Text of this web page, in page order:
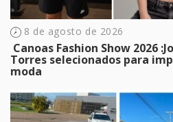
8 de agosto de 2026
Canoas Fashion Show 2026
Torres selecionados para
moda